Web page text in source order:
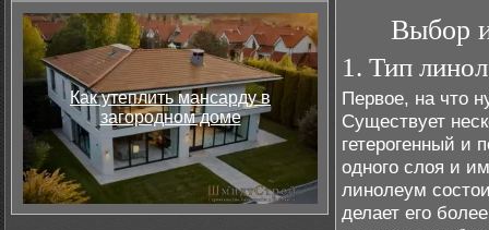
Как утеплить мансарду в
загородном доме
Выбор
1. Тип
Первое, на что
Существует
гетерогенный и
одного слоя и
линолеум
делает его